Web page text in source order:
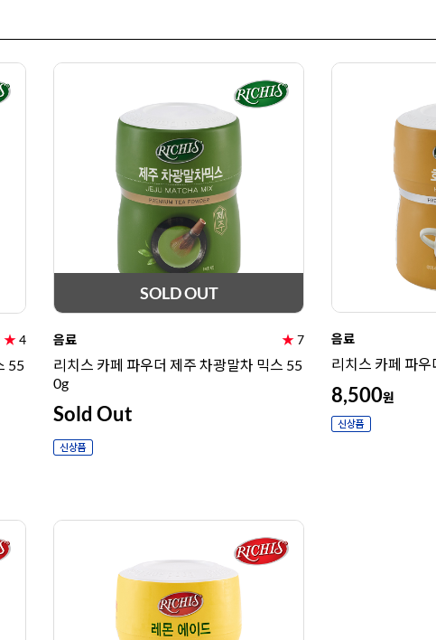
★4
55
SOLD OUT
음료 ★7
리치스 카페 파우더 제주 차광말차 믹스 55
0g
Sold Out
음료
리치스 카페 파
8,500원